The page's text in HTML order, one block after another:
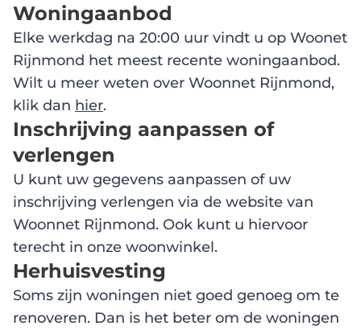
Woningaanbod
Elke werkdag na 20:00 uur vindt u op Woonet
Rijnmond het meest recente woningaanbod.
Wilt u meer weten over Woonnet Rijnmond,
klik dan hier.
Inschrijving aanpassen of
verlengen
U kunt uw gegevens aanpassen of uw
inschrijving verlengen via de website van
Woonnet Rijnmond. Ook kunt u hiervoor
terecht in onze woonwinkel.
Herhuisvesting
Soms zijn woningen niet goed genoeg om te
renoveren. Dan is het beter om de woningen